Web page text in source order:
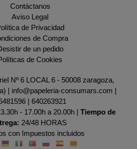
Contáctanos
Aviso Legal
de Privacidad
de Compra
de un pedido
de Cookies
Nº 6 LOCAL 6 - 50008 zaragoza,
| info@papeleria-consumars.com |
| 640263921
- 17.00h a 20.00h | Tiempo de
24/48 HORAS
con Impuestos incluidos